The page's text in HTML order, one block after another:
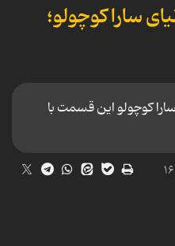
دنیای سارا کوچولو؛
کوچولو این قسمت با